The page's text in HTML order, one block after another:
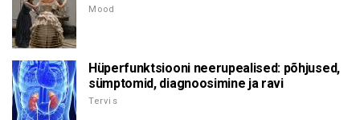
Mood
Hüperfunktsiooni neerupealised: põhjused,
sümptomid, diagnoosimine ja ravi
Tervis